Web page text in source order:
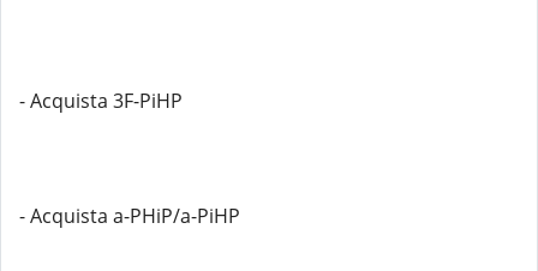
- Acquista 3F-PiHP
- Acquista a-PHiP/a-PiHP